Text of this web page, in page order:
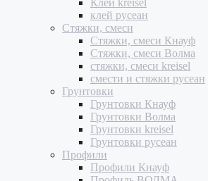
клей русеан
Стяжки, смеси
Стяжки, смеси Кнауф
Стяжки, смеси Волма
стяжки, смеси kreisel
смести и стяжки русеан
Грунтовки
Грунтовки Кнауф
Грунтовки Волма
Грунтовки kreisel
Грунтовки русеан
Профили
Профили Кнауф